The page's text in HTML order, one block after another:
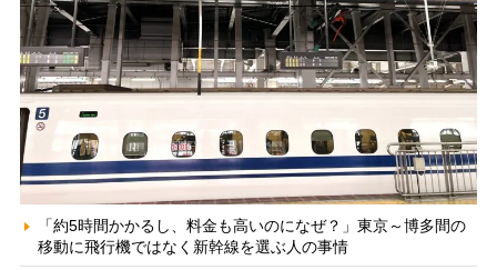
「約5時間かかるし、料金も高いのになぜ？」東京～博多間の
移動に飛行機ではなく新幹線を選ぶ人の事情